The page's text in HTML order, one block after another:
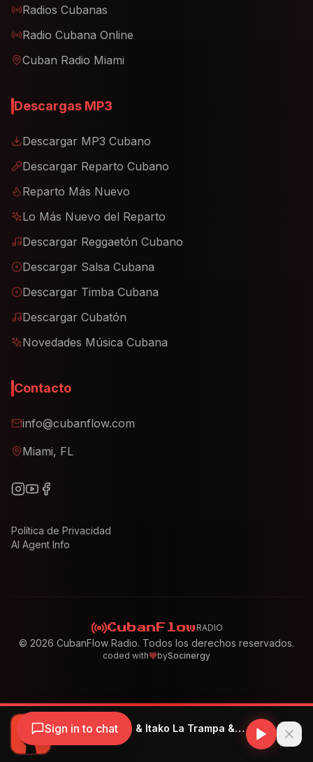
Mulatiko Mulañe & Itako La Trampa & Morffa La Promo - Mi Futura
Sign in to chat
Radios Cubanas
Radio Cubana Online
Cuban Radio Miami
Descargas MP3
Descargar MP3 Cubano
Descargar Reparto Cubano
Reparto Más Nuevo
Lo Más Nuevo del Reparto
Descargar Reggaetón Cubano
Descargar Salsa Cubana
Descargar Timba Cubana
Descargar Cubatón
Novedades Música Cubana
Contacto
info@cubanflow.com
Miami, FL
Política de Privacidad
AI Agent Info
CubanFlow RADIO
© 2026 CubanFlow Radio. Todos los derechos reservados.
coded with bySocinergy